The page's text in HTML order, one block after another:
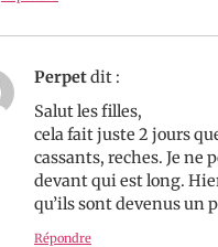
Perpetdit :
Salut les filles,
cela fait juste 2 jours
cassants, reches. Je ne
devant qui est long.
qu’ils sont devenus un
Répondre